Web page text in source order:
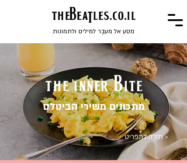
theBeaTles.co.il
מסע אל מעבֶר למילים ולתמונות
the inner bite
מתכונים משירי הביטלס
< חזרה לתפריט